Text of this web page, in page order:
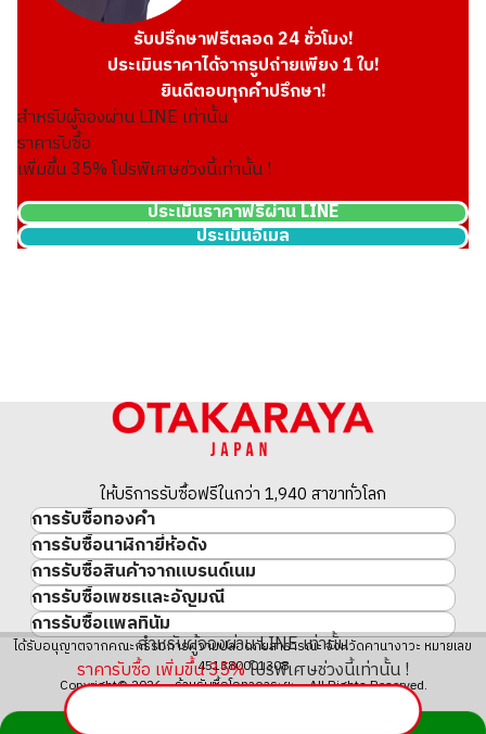
รับปรึกษาฟรีตลอด 24 ชั่วโมง!
ประเมินราคาได้จากรูปถ่ายเพียง 1 ใบ!
ยินดีตอบทุกคำปรึกษา!
สำหรับผู้จองผ่าน LINE เท่านั้น
ราคารับซื้อ
เพิ่มขึ้น35% โปรพิเศษช่วงนี้เท่านั้น !
ประเมินราคาฟรีผ่าน LINE
ประเมินอีเมล
สำหรับผู้จองผ่าน LINE เท่านั้น
ราคารับซื้อ เพิ่มขึ้น35%โปรพิเศษช่วงนี้เท่านั้น !
ให้บริการรับซื้อฟรีในกว่า 1,940 สาขาทั่วโลก
การรับซื้อทองคำ
ทองคำ
ทองคำแท่ง
เหรียญทองคำ/เหรียญเงิน
ประวัติราคาทองคำ 10 ปี
ทองรูปพรรณ
แหวนทอง
สร้อยคอทอง・จี้ทอง
การรับซื้อนาฬิกายี่ห้อดัง
นาฬิกาแบรนด์เนม
Rolex
Patek Philippe
Audemars Piguet
Vacheron Constantin
A. Lange & Söhne
การรับซื้อสินค้าจากแบรนด์เนม
สินค้าแบรนด์เนม
Cartier
LOUIS VUITTON
Hermès
CHANEL
การรับซื้อเพชรและอัญมณี
อัญมณี
เพชร
มรกต
ไพลิน
การรับซื้อแพลทินัม
แพลทินัม
ได้รับอนุญาตจากคณะกรรมการความปลอดภัยสาธารณะ จังหวัดคานางาวะ หมายเลข
451380001308
Copyright© 2026 ร้านรับซื้อโอทาคาระยะ All Rights Reserved.